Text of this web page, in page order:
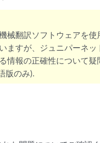
械翻訳ソフトウェアを
ますが、ジュニパーネ
情報の正確性について
版のみ).